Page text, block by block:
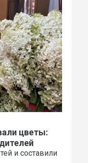
цветы:
и составили